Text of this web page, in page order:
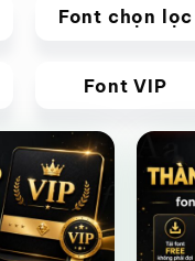
Font chọn lọc
Font VIP
Giảm giá!